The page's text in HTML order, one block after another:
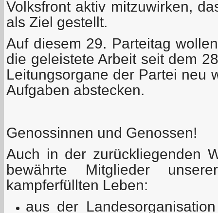
Volksfront aktiv mitzuwirken,
als Ziel gestellt.
Auf diesem 29. Parteitag
die geleistete Arbeit seit dem
Leitungsorgane der Partei neu
Aufgaben abstecken.
Genossinnen und Genossen!
Auch in der zurückliegenden
bewährte Mitglieder
kampferfüllten Leben:
aus der